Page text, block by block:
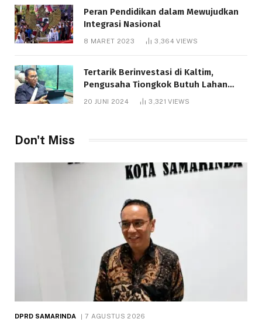
Peran Pendidikan dalam Mewujudkan
Integrasi Nasional
8 MARET 2023 3,364VIEWS
Tertarik Berinvestasi di Kaltim,
Pengusaha Tiongkok Butuh Lahan
1.000 Hektare
20 JUNI 2024 3,321VIEWS
Don't Miss
DPRD SAMARINDA 7 AGUSTUS 2026